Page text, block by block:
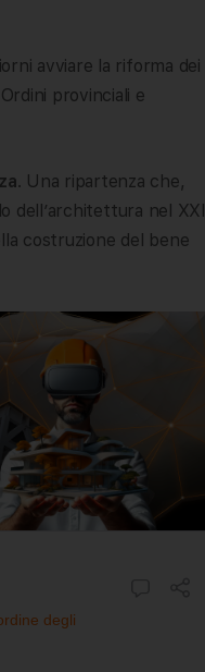
avviare la riforma dei
provinciali e
. Una ripartenza che,
dell’architettura nel XXI
costruzione del bene
degli